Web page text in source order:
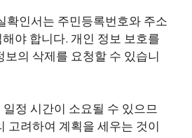
확인서는 주민등록번호와 주소
야 합니다. 개인 정보 보호를
보의 삭제를 요청할 수 있습니
정 시간이 소요될 수 있으므
고려하여 계획을 세우는 것이